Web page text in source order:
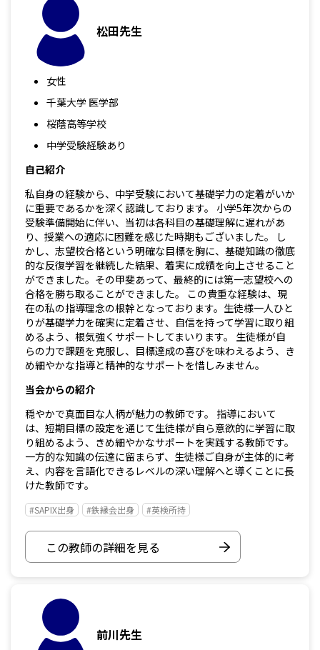
松田先生
女性
千葉大学 医学部
桜蔭高等学校
中学受験経験あり
自己紹介
私自身の経験から、中学受験において基礎学力の定着がいか
に重要であるかを深く認識しております。 小学5年次からの
受験準備開始に伴い、当初は各科目の基礎理解に遅れがあ
り、授業への適応に困難を感じた時期もございました。 し
かし、志望校合格という明確な目標を胸に、基礎知識の徹底
的な反復学習を継続した結果、着実に成績を向上させること
ができました。その甲斐あって、最終的には第一志望校への
合格を勝ち取ることができました。 この貴重な経験は、現
在の私の指導理念の根幹となっております。生徒様一人ひと
りが基礎学力を確実に定着させ、自信を持って学習に取り組
めるよう、根気強くサポートしてまいります。 生徒様が自
らの力で課題を克服し、目標達成の喜びを味わえるよう、き
め細やかな指導と精神的なサポートを惜しみません。
当会からの紹介
穏やかで真面目な人柄が魅力の教師です。 指導において
は、短期目標の設定を通じて生徒様が自ら意欲的に学習に取
り組めるよう、きめ細やかなサポートを実践する教師です。
一方的な知識の伝達に留まらず、生徒様ご自身が主体的に考
え、内容を言語化できるレベルの深い理解へと導くことに長
けた教師です。
#SAPIX出身 #鉄縁会出身 #英検所持
この教師の詳細を見る
前川先生